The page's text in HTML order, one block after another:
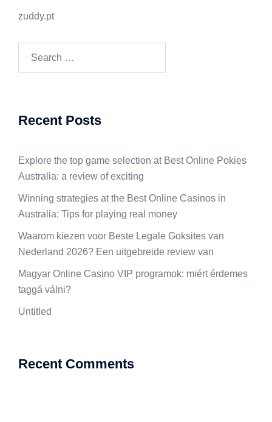
zuddy.pt
Recent Posts
Explore the top game selection at Best Online Pokies
Australia: a review of exciting
Winning strategies at the Best Online Casinos in
Australia: Tips for playing real money
Waarom kiezen voor Beste Legale Goksites van
Nederland 2026? Een uitgebreide review van
Magyar Online Casino VIP programok: miért érdemes
taggá válni?
Untitled
Recent Comments